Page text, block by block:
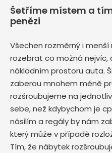
Šetříme místem a
penězi
Všechen rozměrný i
rozebrat co možná
nákladním prostoru auta.
zaberou mnohem méně
rozšroubujeme na
sebe, než kdybychom je
násilím a regály by nám
který může v případě
Tím, že nábytek